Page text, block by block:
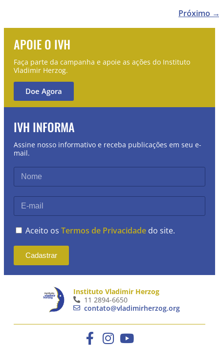
Próximo
APOIE O IVH
Faça parte da campanha e apoie as ações do Instituto
Vladimir Herzog.
Doe Agora
IVH INFORMA
Assine nosso informativo e receba publicações em seu e-
mail.
Aceito os Termos de Privacidade do site.
Cadastrar
Instituto Vladimir Herzog
11 2894-6650
contato@vladimirherzog.org